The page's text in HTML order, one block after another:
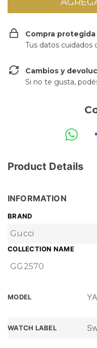
Compra protegida
Tus datos cuidados
Cambios y
Si no te gusta,
Product Details
INFORMATION
BRAND
Gucci
COLLECTION NAME
GG2570
MODEL
WATCH LABEL